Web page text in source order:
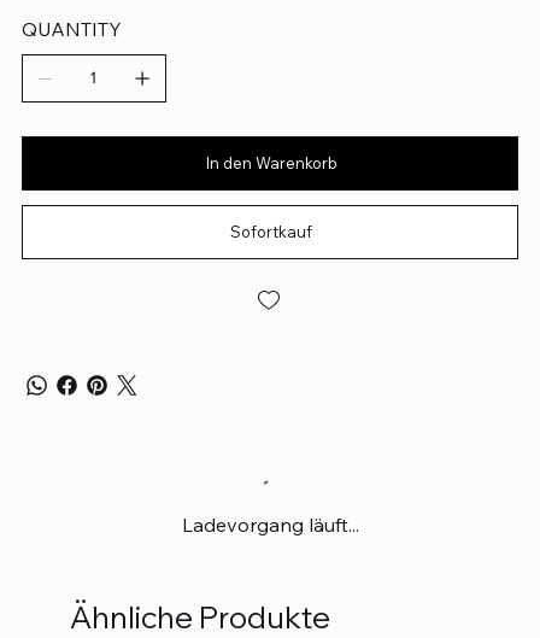
QUANTITY
In den Warenkorb
Sofortkauf
Ladevorgang läuft...
Ähnliche Produkte